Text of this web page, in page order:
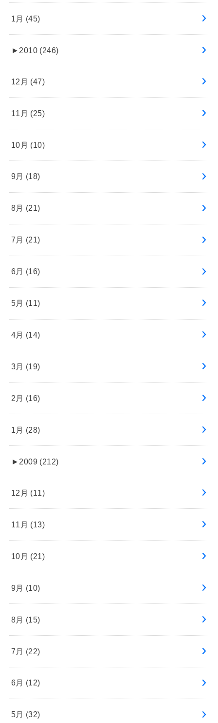
1月 (45)
► 2010 (246)
12月 (47)
11月 (25)
10月 (10)
9月 (18)
8月 (21)
7月 (21)
6月 (16)
5月 (11)
4月 (14)
3月 (19)
2月 (16)
1月 (28)
► 2009 (212)
12月 (11)
11月 (13)
10月 (21)
9月 (10)
8月 (15)
7月 (22)
6月 (12)
5月 (32)